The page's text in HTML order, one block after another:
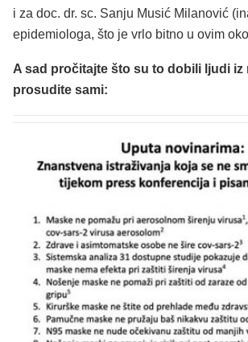
i za doc. dr. sc. Sanju Musić Milanović
epidemiologa, što je vrlo bitno u ovim
A sad pročitajte što su to dobili ljudi iz
prosudite sami: